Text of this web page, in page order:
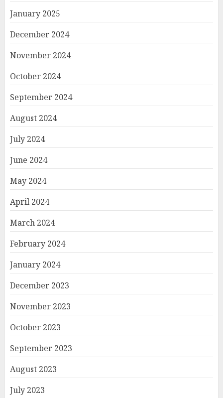
January 2025
December 2024
November 2024
October 2024
September 2024
August 2024
July 2024
June 2024
May 2024
April 2024
March 2024
February 2024
January 2024
December 2023
November 2023
October 2023
September 2023
August 2023
July 2023